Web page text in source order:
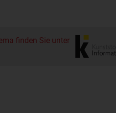
finden Sie unter